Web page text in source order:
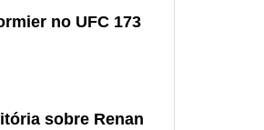
no UFC 173
sobre Renan